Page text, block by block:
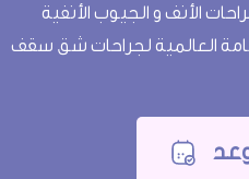
الأنف و الجيوب الأنفية
العالمية لجراحات شق سقف